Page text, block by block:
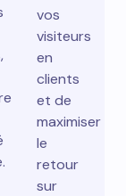
vos
visiteurs
en
clients
et de
maximiser
le
retour
sur